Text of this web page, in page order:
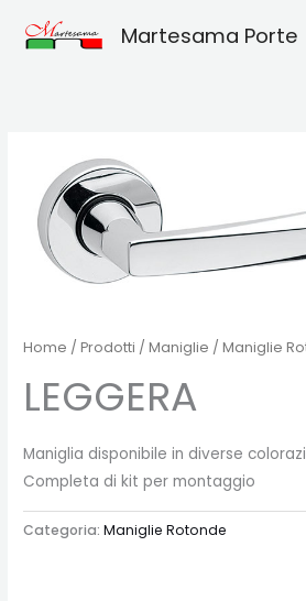
Martesama Porte
Home /Prodotti /Maniglie /Maniglie
LEGGERA
Maniglia disponibile in diverse
Completa di kit per montaggio
Categoria:Maniglie Rotonde